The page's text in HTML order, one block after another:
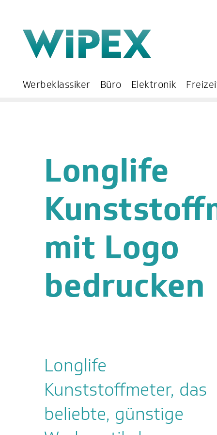
Werbeklassiker Büro Elektronik
Longlife
mit Logo
bedrucken
Longlife
Kunststoffmeter, das
beliebte, günstige